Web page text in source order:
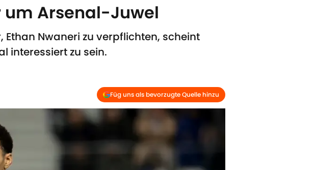
um Arsenal-Juwel
Nwaneri zu verpflichten, scheint
interessiert zu sein.
Füg uns als bevorzugte Quelle hinzu